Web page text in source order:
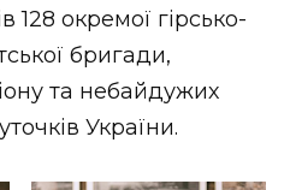
128 окремої гірсько-
бригади,
та небайдужих
України.